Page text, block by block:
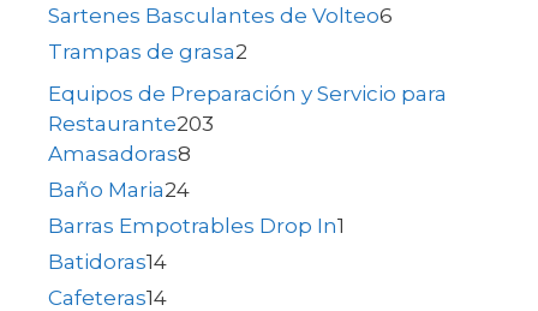
Sartenes Basculantes de Volteo6
Trampas de grasa2
Equipos de Preparación y Servicio para
Restaurante203
Amasadoras8
Baño Maria24
Barras Empotrables Drop In1
Batidoras14
Cafeteras14